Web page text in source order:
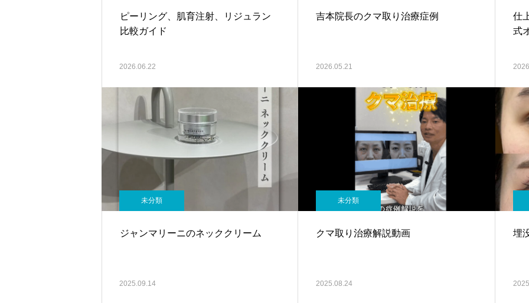
ピーリング、肌育注射、リジュラン
比較ガイド
2026.06.22
吉本院長のクマ取り治療症例
2026.05.21
仕
式
未分類
ジャンマリーニのネッククリーム
2025.09.14
未分類
クマ取り治療解説動画
2025.08.24
埋